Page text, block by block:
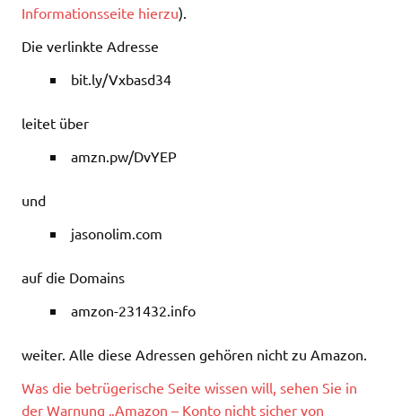
Informationsseite hierzu).
Die verlinkte Adresse
bit.ly/Vxbasd34
leitet über
amzn.pw/DvYEP
und
jasonolim.com
auf die Domains
amzon-231432.info
weiter. Alle diese Adressen gehören nicht zu Amazon.
Was die betrügerische Seite wissen will, sehen Sie in
der Warnung „Amazon – Konto nicht sicher von